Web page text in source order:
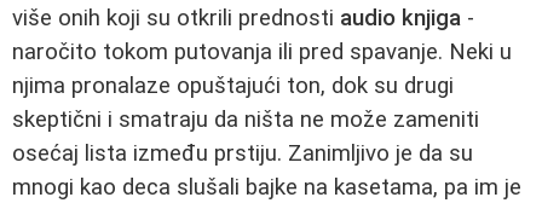
više onih koji su otkrili prednosti audio knjiga -
naročito tokom putovanja ili pred spavanje. Neki u
njima pronalaze opuštajući ton, dok su drugi
skeptični i smatraju da ništa ne može zameniti
osećaj lista između prstiju. Zanimljivo je da su
mnogi kao deca slušali bajke na kasetama, pa im je